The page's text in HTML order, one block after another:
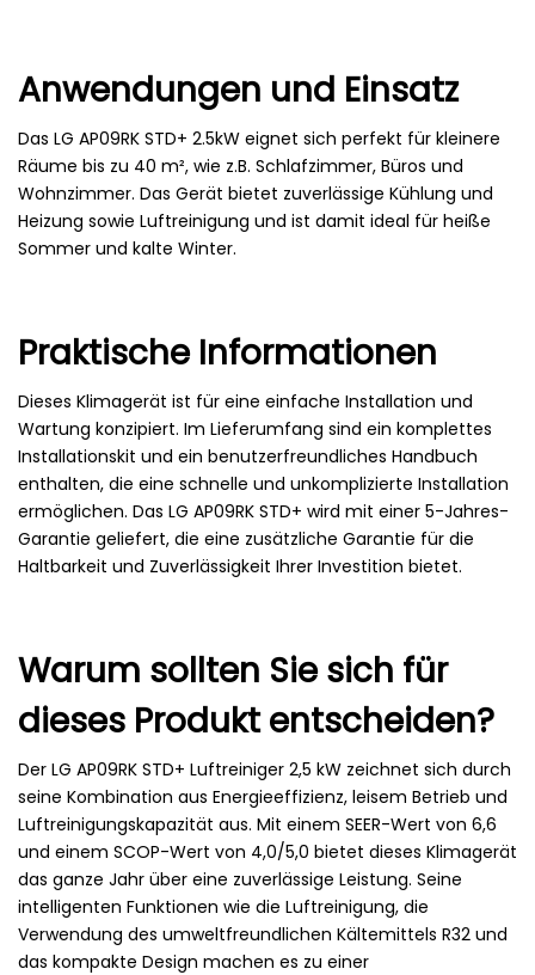
Anwendungen und Einsatz
Das LG AP09RK STD+ 2.5kW eignet sich perfekt für kleinere
Räume bis zu 40 m², wie z.B. Schlafzimmer, Büros und
Wohnzimmer. Das Gerät bietet zuverlässige Kühlung und
Heizung sowie Luftreinigung und ist damit ideal für heiße
Sommer und kalte Winter.
Praktische Informationen
Dieses Klimagerät ist für eine einfache Installation und
Wartung konzipiert. Im Lieferumfang sind ein komplettes
Installationskit und ein benutzerfreundliches Handbuch
enthalten, die eine schnelle und unkomplizierte Installation
ermöglichen. Das LG AP09RK STD+ wird mit einer 5-Jahres-
Garantie geliefert, die eine zusätzliche Garantie für die
Haltbarkeit und Zuverlässigkeit Ihrer Investition bietet.
Warum sollten Sie sich für
dieses Produkt entscheiden?
Der LG AP09RK STD+ Luftreiniger 2,5 kW zeichnet sich durch
seine Kombination aus Energieeffizienz, leisem Betrieb und
Luftreinigungskapazität aus. Mit einem SEER-Wert von 6,6
und einem SCOP-Wert von 4,0/5,0 bietet dieses Klimagerät
das ganze Jahr über eine zuverlässige Leistung. Seine
intelligenten Funktionen wie die Luftreinigung, die
Verwendung des umweltfreundlichen Kältemittels R32 und
das kompakte Design machen es zu einer